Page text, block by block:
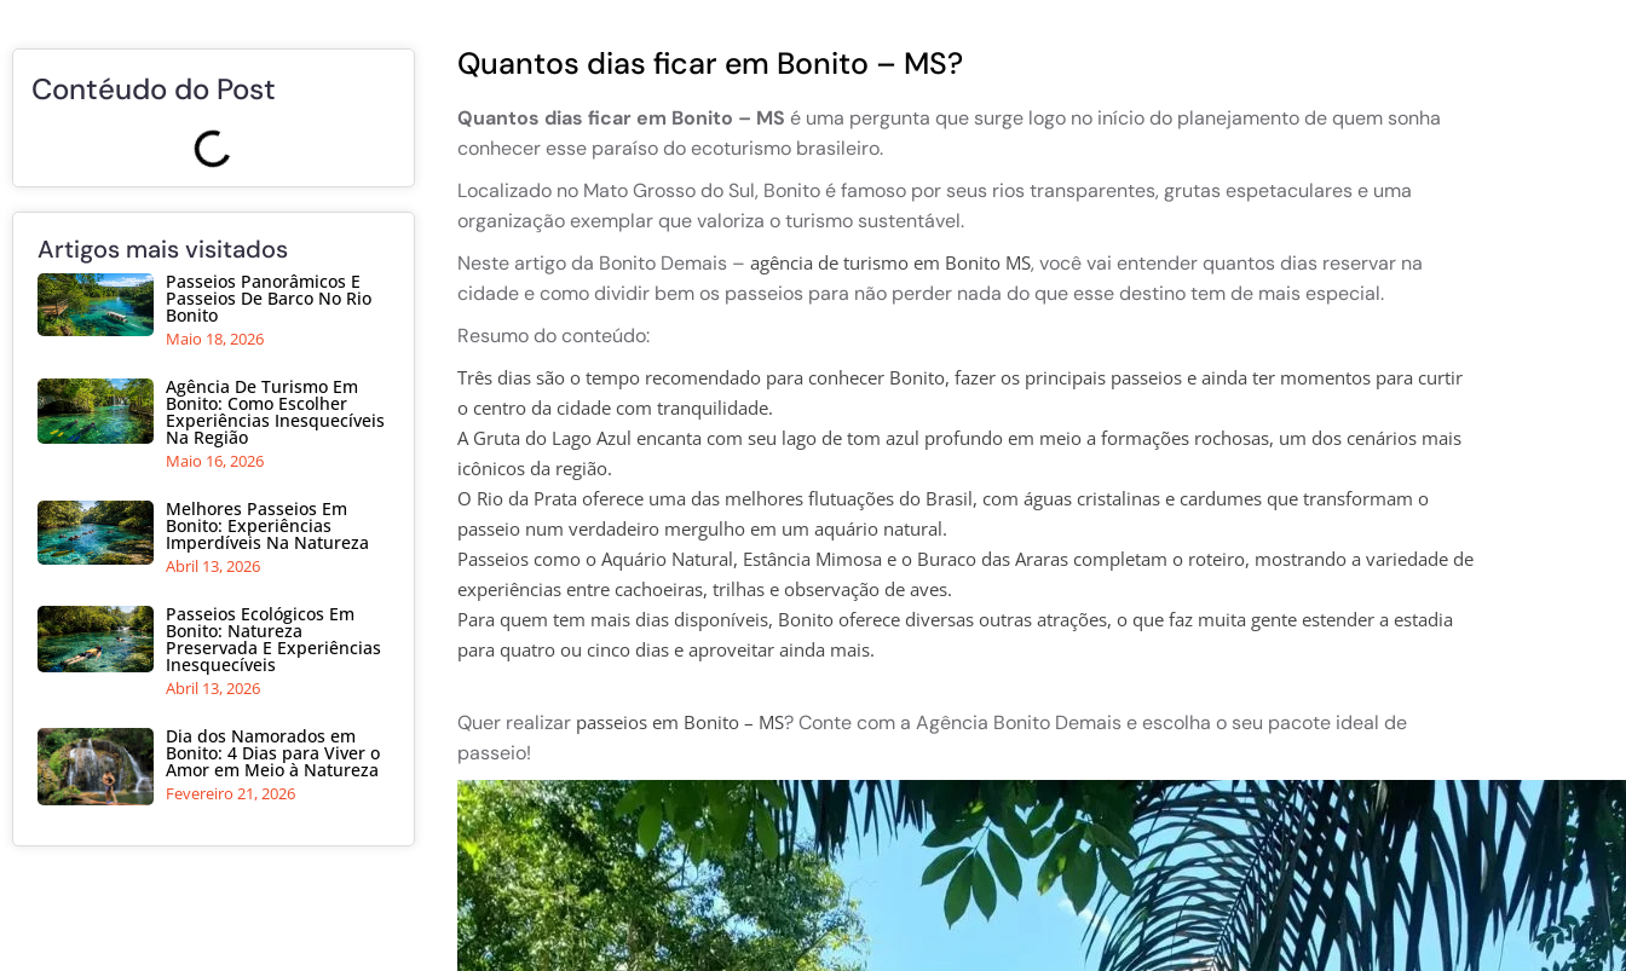
Contéudo do Post
Artigos mais visitados
Passeios Panorâmicos E
Passeios De Barco No Rio
Bonito
Maio 18, 2026
Agência De Turismo Em
Bonito: Como Escolher
Experiências Inesquecíveis
Na Região
Maio 16, 2026
Melhores Passeios Em
Bonito: Experiências
Imperdíveis Na Natureza
Abril 13, 2026
Passeios Ecológicos Em
Bonito: Natureza
Preservada E Experiências
Inesquecíveis
Abril 13, 2026
Dia dos Namorados em
Bonito: 4 Dias para Viver o
Amor em Meio à Natureza
Fevereiro 21, 2026
Quantos dias ficar em Bonito – MS?
Quantos dias ficar em Bonito – MS é uma pergunta que surge logo no início do planejamento de quem sonha
conhecer esse paraíso do ecoturismo brasileiro.
Localizado no Mato Grosso do Sul, Bonito é famoso por seus rios transparentes, grutas espetaculares e uma
organização exemplar que valoriza o turismo sustentável.
Neste artigo da Bonito Demais – agência de turismo em Bonito MS, você vai entender quantos dias reservar na
cidade e como dividir bem os passeios para não perder nada do que esse destino tem de mais especial.
Resumo do conteúdo:
Três dias são o tempo recomendado para conhecer Bonito, fazer os principais passeios e ainda ter momentos para curtir
o centro da cidade com tranquilidade.
A Gruta do Lago Azul encanta com seu lago de tom azul profundo em meio a formações rochosas, um dos cenários mais
icônicos da região.
O Rio da Prata oferece uma das melhores flutuações do Brasil, com águas cristalinas e cardumes que transformam o
passeio num verdadeiro mergulho em um aquário natural.
Passeios como o Aquário Natural, Estância Mimosa e o Buraco das Araras completam o roteiro, mostrando a variedade de
experiências entre cachoeiras, trilhas e observação de aves.
Para quem tem mais dias disponíveis, Bonito oferece diversas outras atrações, o que faz muita gente estender a estadia
para quatro ou cinco dias e aproveitar ainda mais.
Quer realizar passeios em Bonito – MS? Conte com a Agência Bonito Demais e escolha o seu pacote ideal de
passeio!